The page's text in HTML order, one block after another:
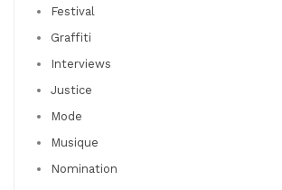
Festival
Graffiti
Interviews
Justice
Mode
Musique
Nomination